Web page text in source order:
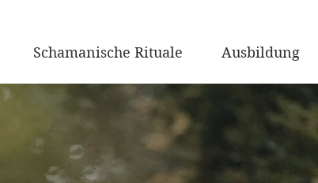
Schamanische Rituale Ausbildung